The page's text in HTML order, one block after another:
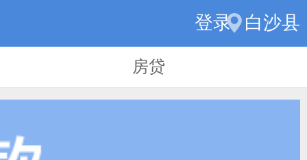
登录 白沙县
房贷